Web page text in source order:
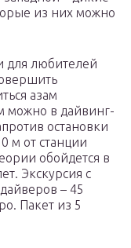
из них можно
для любителей
азам
можно в дайвинг-
остановки
м от станции
обойдется в
Экскурсия с
– 45
Пакет из 5